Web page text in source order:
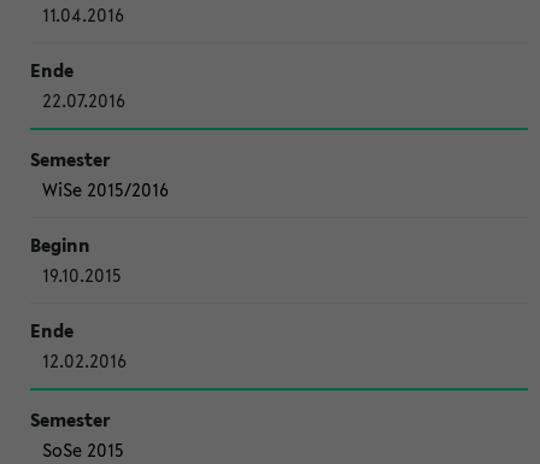
11.04.2016
22.07.2016
WiSe 2015/2016
19.10.2015
12.02.2016
SoSe 2015